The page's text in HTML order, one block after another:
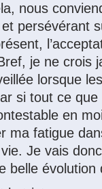
nous
persévérant
je ne crois
lorsque
si tout ce que
en
ma fatigue
Je vais
belle